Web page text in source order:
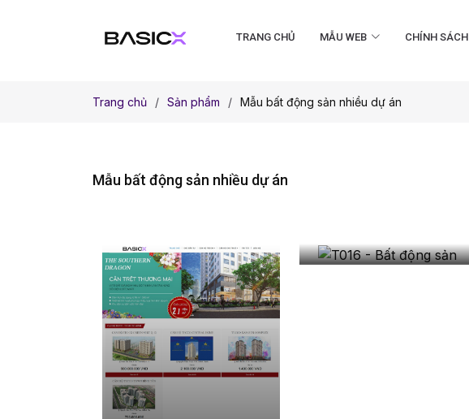
TRANG CHỦ MẪU WEB CHÍNH SÁCH
Trang chủ Sản phẩm Mẫu bất động sản nhiều dự án
Mẫu bất động sản nhiều dự án